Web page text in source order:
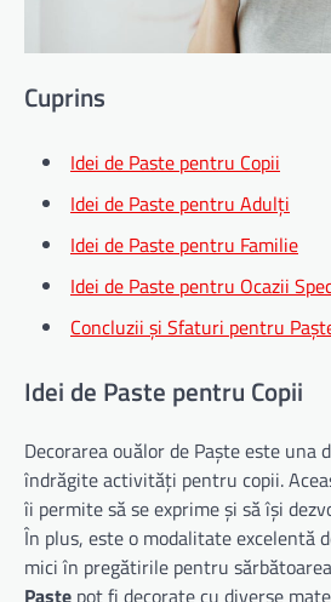
Cuprins
Idei de Paste pentru Copii
Idei de Paste pentru Adulți
Idei de Paste pentru Familie
Idei de Paste pentru Ocazii
Concluzii și Sfaturi pentru
Idei de Paste pentru Copii
Decorarea ouălor de Paște este una
îndrăgite activități pentru copii.
îi permite să se exprime și să își
În plus, este o modalitate excelentă
mici în pregătirile pentru
Paște pot fi decorate cu diverse